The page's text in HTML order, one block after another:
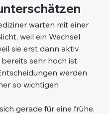
warten mit einer
weil ein Wechsel
sie erst dann aktiv
sehr hoch ist.
werden
so wichtigen
gerade für eine frühe,